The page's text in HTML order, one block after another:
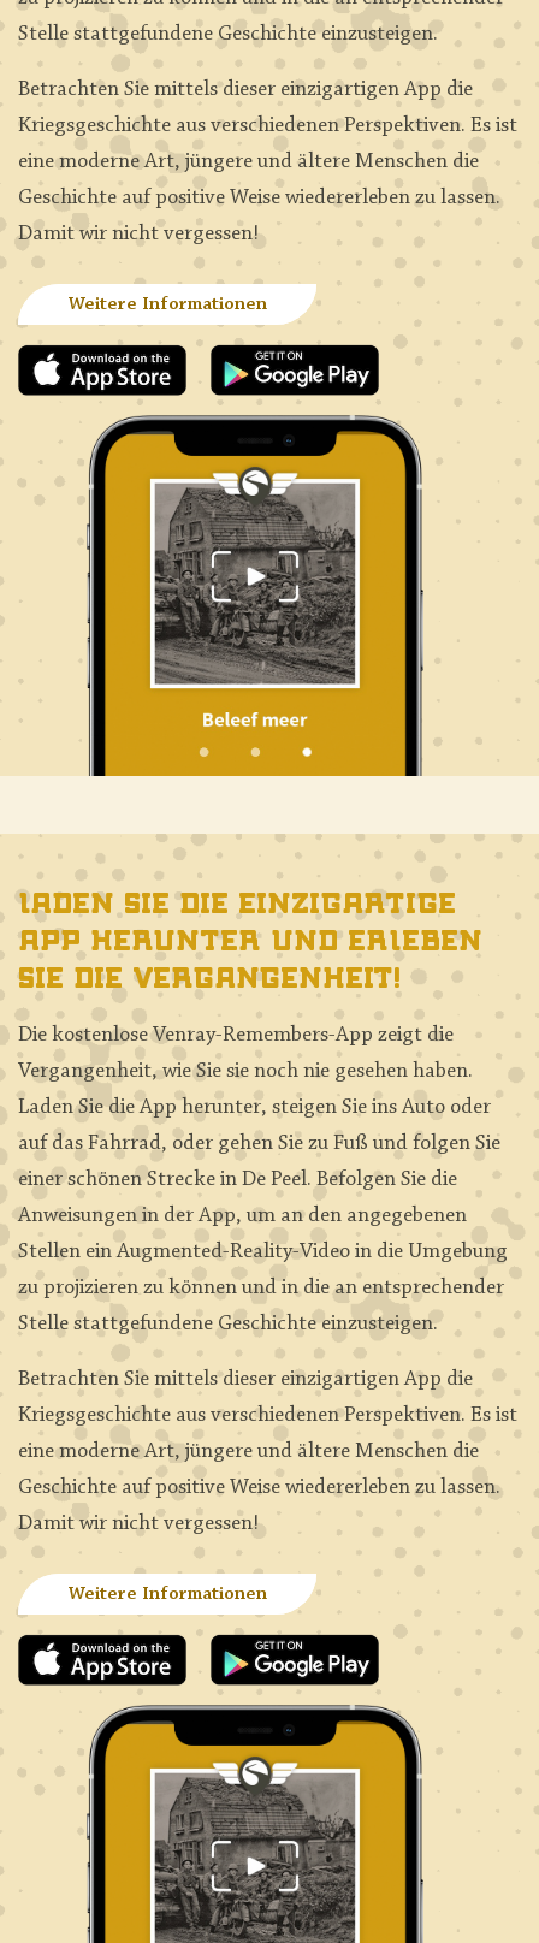
Stelle stattgefundene Geschichte einzusteigen.
Betrachten Sie mittels dieser einzigartigen App die
Kriegsgeschichte aus verschiedenen Perspektiven. Es ist
eine moderne Art, jüngere und ältere Menschen die
Geschichte auf positive Weise wiedererleben zu lassen.
Damit wir nicht vergessen!
Weitere Informationen
Laden Sie die einzigartige
App herunter und erleben
Sie die Vergangenheit!
Die kostenlose Venray-Remembers-App zeigt die
Vergangenheit, wie Sie sie noch nie gesehen haben.
Laden Sie die App herunter, steigen Sie ins Auto oder
auf das Fahrrad, oder gehen Sie zu Fuß und folgen Sie
einer schönen Strecke in De Peel. Befolgen Sie die
Anweisungen in der App, um an den angegebenen
Stellen ein Augmented-Reality-Video in die Umgebung
zu projizieren zu können und in die an entsprechender
Stelle stattgefundene Geschichte einzusteigen.
Betrachten Sie mittels dieser einzigartigen App die
Kriegsgeschichte aus verschiedenen Perspektiven. Es ist
eine moderne Art, jüngere und ältere Menschen die
Geschichte auf positive Weise wiedererleben zu lassen.
Damit wir nicht vergessen!
Weitere Informationen